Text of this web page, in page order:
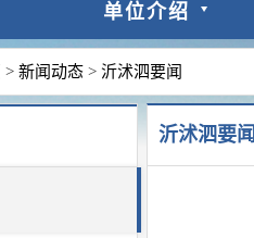
单位介绍
> 新闻动态 > 沂沭泗要闻
沂沭泗要闻